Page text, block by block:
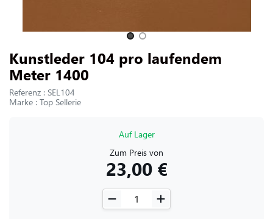
Kunstleder 104 pro laufendem
Meter 1400
Referenz : SEL104
Marke : Top Sellerie
Auf Lager
Zum Preis von
23,00 €